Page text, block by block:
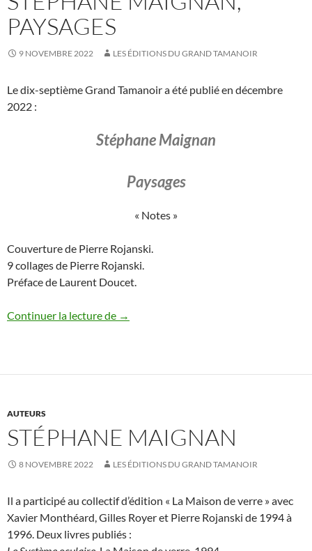
PAYSAGES
9 NOVEMBRE 2022 LES ÉDITIONS DU GRAND TAMANOIR
Le dix-septième Grand Tamanoir a été publié en décembre
2022 :
Stéphane Maignan
Paysages
« Notes »
Couverture de Pierre Rojanski.
9 collages de Pierre Rojanski.
Préface de Laurent Doucet.
Continuer la lecture de Stéphane Maignan, Paysages
→
AUTEURS
STÉPHANE MAIGNAN
8 NOVEMBRE 2022 LES ÉDITIONS DU GRAND TAMANOIR
Il a participé au collectif d’édition « La Maison de verre » avec
Xavier Monthéard, Gilles Royer et Pierre Rojanski de 1994 à
1996. Deux livres publiés :